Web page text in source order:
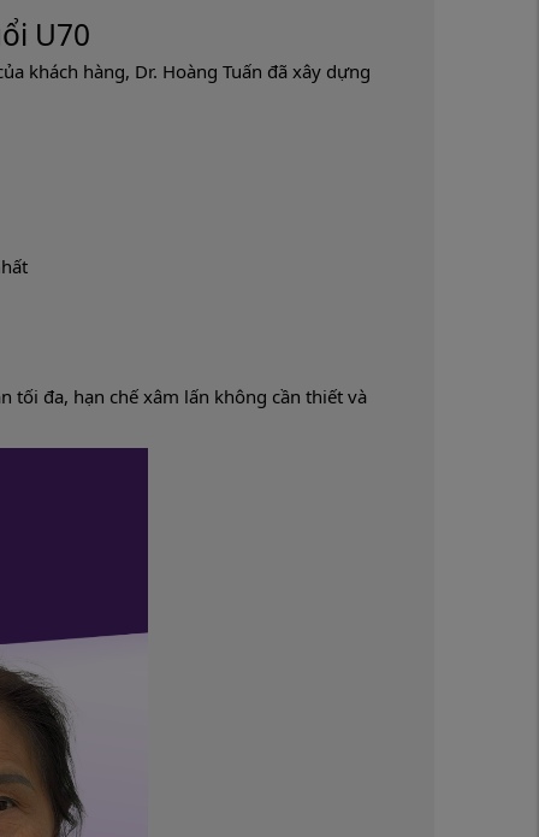
U70
khách hàng, Dr. Hoàng Tuấn đã xây dựng
tối đa, hạn chế xâm lấn không cần thiết và